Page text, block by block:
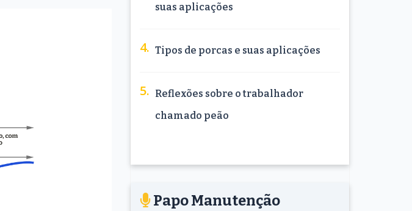
suas aplicações
Tipos de porcas e suas aplicações
Reflexões sobre o trabalhador
chamado peão
Papo Manutenção